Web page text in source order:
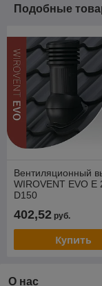
Подобные
Вентиляционный
WIROVENT EVO E
D150
402,52 руб.
Купить
О нас